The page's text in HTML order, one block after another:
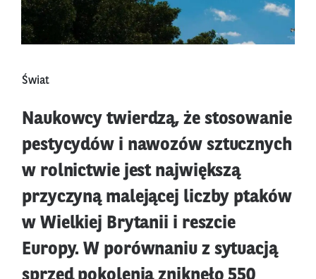
Świat
Naukowcy twierdzą, że stosowanie
pestycydów i nawozów sztucznych
w rolnictwie jest największą
przyczyną malejącej liczby ptaków
w Wielkiej Brytanii i reszcie
Europy. W porównaniu z sytuacją